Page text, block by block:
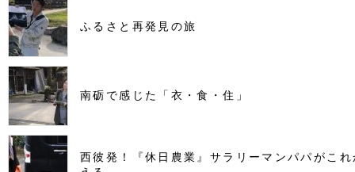
ふるさと再発見の旅
南砺で感じた「衣・食・住」
西彼発！『休日農業』サラリーマンパパがこ